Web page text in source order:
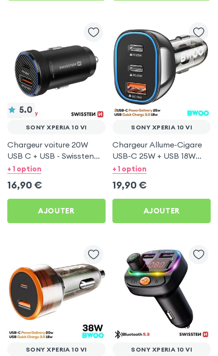
5.0
SONY XPERIA 10 VI
Chargeur voiture 20W
USB C + USB - Swissten
pour Sony Xperia 10 VI
+ 1 option
16,90 €
AJOUTER
SONY XPERIA 10 VI
Chargeur Allume-Cigare
USB-C 25W + USB 18W
Bwoo pour Sony Xperia 10
+ 1 option
19,90 €
AJOUTER
SONY XPERIA 10 VI SONY XPERIA 10 VI